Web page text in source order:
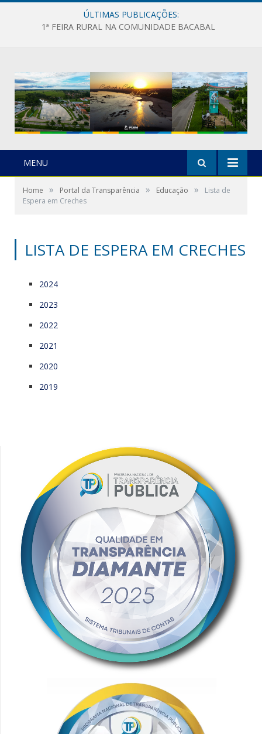
ÚLTIMAS PUBLICAÇÕES:
1ª FEIRA RURAL NA COMUNIDADE BACABAL
MENU
Home » Portal da Transparência » Educação »
Lista de
Espera em Creches
LISTA DE ESPERA EM CRECHES
2024
2023
2022
2021
2020
2019